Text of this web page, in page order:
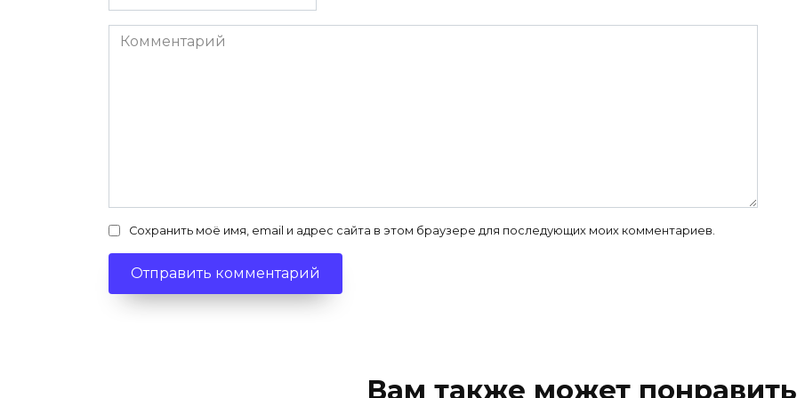
*
Комментарий
Сохранить моё имя, email и адрес сайта в этом браузере для последующих моих комментариев.
Вам также может